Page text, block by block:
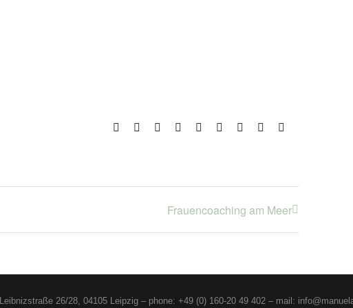
Facebook Reddit LinkedInWhatsApp
TumblrPinterest
Frauencoaching am Meer
Leibnizstraße 26/28, 04105 Leipzig – phone: +49 (0) 160-20 49 402 – mail: